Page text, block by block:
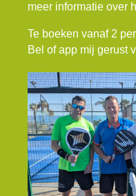
meer informatie over
Te boeken vanaf 2
Bel of app mij gerust